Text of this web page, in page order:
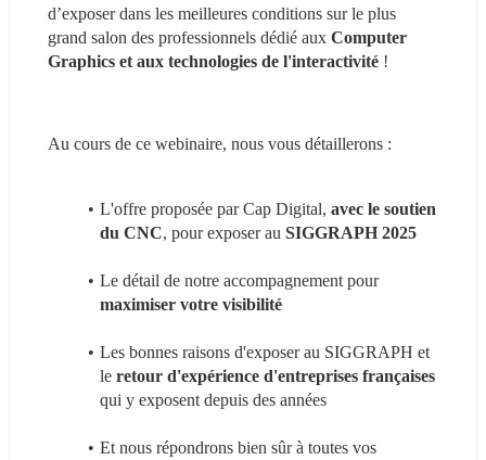
d’exposer dans les meilleures conditions sur le plus
grand salon des professionnels dédié aux Computer
Graphics et aux technologies de l'interactivité !
Au cours de ce webinaire, nous vous détaillerons :
L'offre proposée par Cap Digital, avec le soutien
du CNC, pour exposer au SIGGRAPH 2025
Le détail de notre accompagnement pour
maximiser votre visibilité
Les bonnes raisons d'exposer au SIGGRAPH et
le retour d'expérience d'entreprises françaises
qui y exposent depuis des années
Et nous répondrons bien sûr à toutes vos